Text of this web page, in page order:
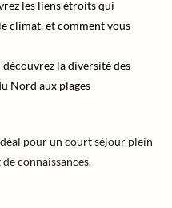
les liens étroits qui
climat, et comment vous
découvrez la diversité des
Nord aux plages
pour un court séjour plein
connaissances.